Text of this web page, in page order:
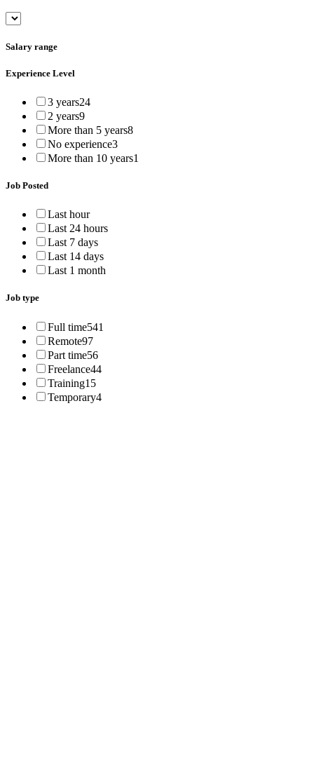
Salary range
Experience Level
3 years24
2 years9
More than 5 years8
No experience3
More than 10 years1
Job Posted
Last hour
Last 24 hours
Last 7 days
Last 14 days
Last 1 month
Job type
Full time541
Remote97
Part time56
Freelance44
Training15
Temporary4